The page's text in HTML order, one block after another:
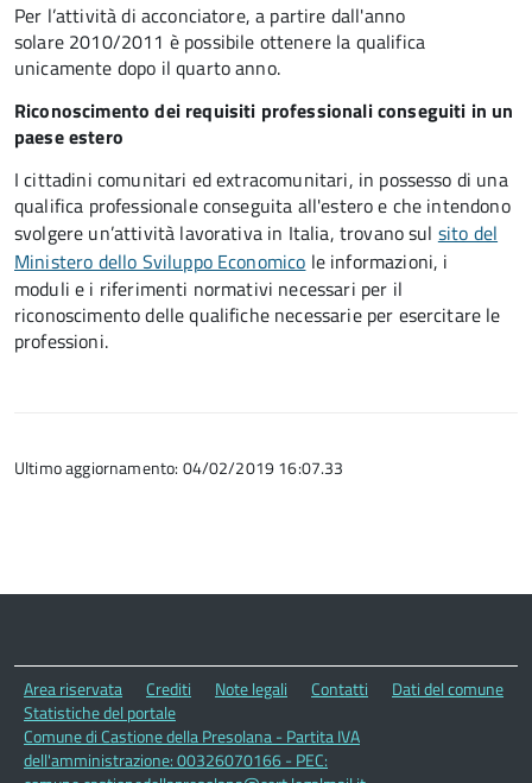
Per l’attività di acconciatore, a partire dall'anno
solare 2010/2011 è possibile ottenere la qualifica
unicamente dopo il quarto anno.
Riconoscimento dei requisiti professionali conseguiti in un
paese estero
I cittadini comunitari ed extracomunitari, in possesso di una
qualifica professionale conseguita all'estero e che intendono
svolgere un’attività lavorativa in Italia, trovano sul sito del
Ministero dello Sviluppo Economico le informazioni, i
moduli e i riferimenti normativi necessari per il
riconoscimento delle qualifiche necessarie per esercitare le
professioni.
Ultimo aggiornamento: 04/02/2019 16:07.33
Area riservata Crediti Note legali Contatti
Dati del comune
Statistiche del portale
Comune di Castione della Presolana - Partita IVA
dell'amministrazione: 00326070166 - PEC: